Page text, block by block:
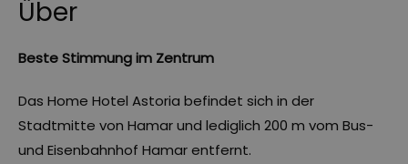
Über
Beste Stimmung im Zentrum
Das Home Hotel Astoria befindet sich in der
Stadtmitte von Hamar und lediglich 200 m vom Bus-
und Eisenbahnhof Hamar entfernt.